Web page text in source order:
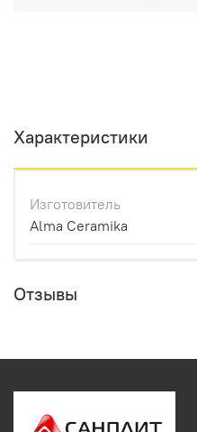
Характеристики
Изготовитель
Alma Ceramika
Отзывы